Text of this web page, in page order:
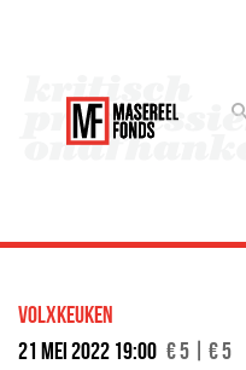
volxkeuken
21 mei 2022 19:00 € 5 | € 5